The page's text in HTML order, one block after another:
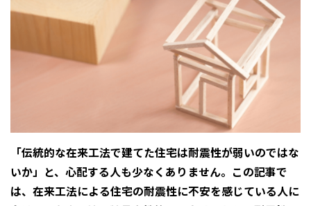
高断熱・高気密の家
エネルギー自給自足
直営工事
1000年を超えて生きる檜
知られざる檜の効果・作用
グレートステージ
クレステージ
外観・インテリア集
WEB住宅展示場
リフォーム
リフォーム トップ
リフォームの流れ
介護保険利用で快適リフォーム
資産活用
安心のサポートシステム
商品紹介
分譲マンション
分譲マンション トップ
トランクルーム
「伝統的な在来工法で建てた住宅は耐震性が弱いのではな
いか」と、心配する人も少なくありません。この記事で
は、在来工法による住宅の耐震性に不安を感じている人に